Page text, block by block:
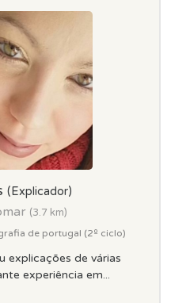
(Explicador)
(3.7 km)
de portugal (2º ciclo)
explicações de várias
experiência em...